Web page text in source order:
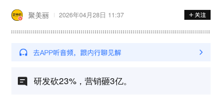
聚美丽 2026年04月28日 11:37
研发砍23%，营销砸3亿。